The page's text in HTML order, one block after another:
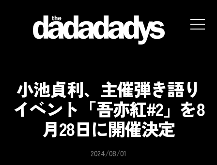
website
小池貞利、主催弾き語り
イベント「吾亦紅#2」を8
月28日に開催決定
2024/08/01